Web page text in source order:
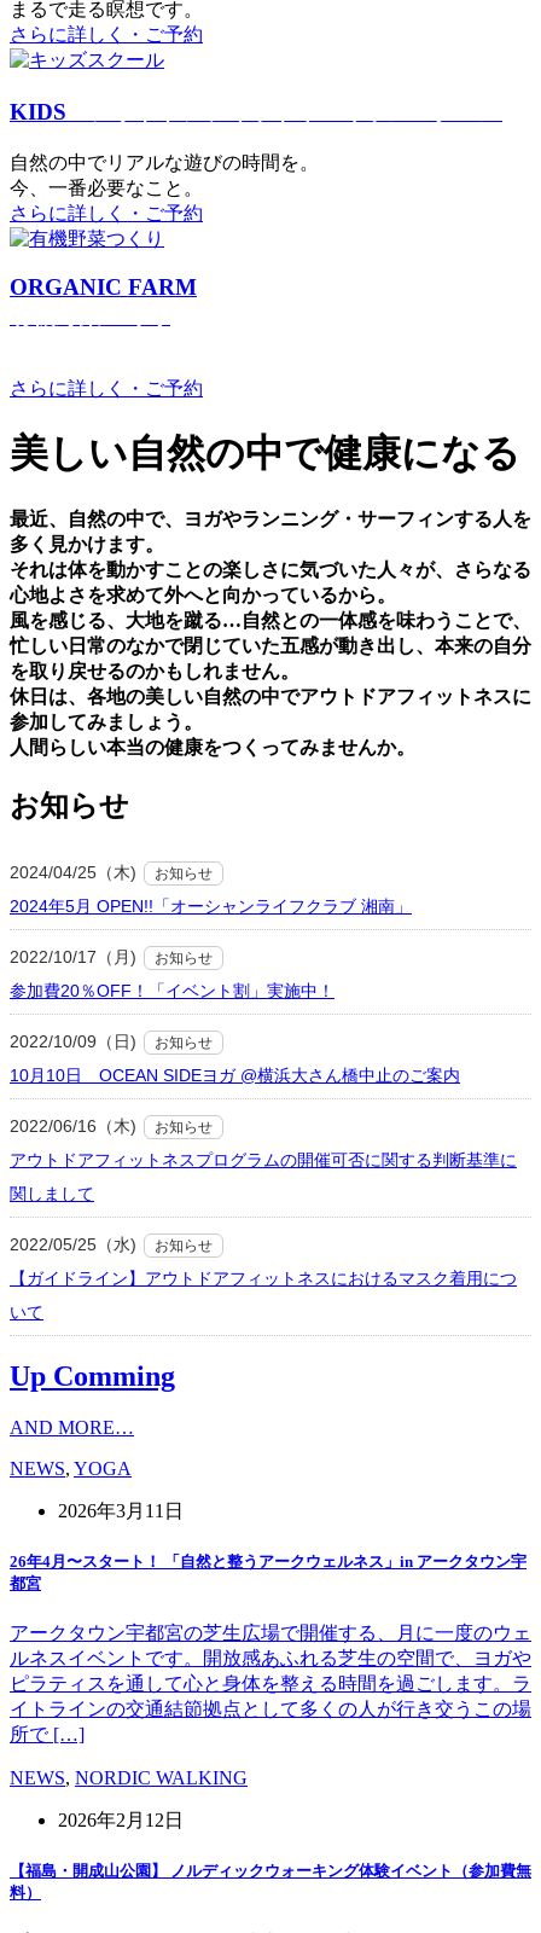
まるで⾛る瞑想です。
さらに詳しく・ご予約
KIDS
⾃然の中でリアルな遊びの時間を。
今、⼀番必要なこと。
さらに詳しく・ご予約
ORGANIC FARM
さらに詳しく・ご予約
美しい⾃然の中で健康になる
最近、⾃然の中で、ヨガやランニング・サーフィンする⼈を
多く⾒かけます。
それは体を動かすことの楽しさに気づいた⼈々が、さらなる
⼼地よさを求めて外へと向かっているから。
⾵を感じる、⼤地を蹴る…⾃然との⼀体感を味わうことで、
忙しい⽇常のなかで閉じていた五感が動き出し、本来の⾃分
を取り戻せるのかもしれません。
休⽇は、各地の美しい⾃然の中でアウトドアフィットネスに
参加してみましょう。
⼈間らしい本当の健康をつくってみませんか。
お知らせ
2024/04/25（木) お知らせ
2024年5月 OPEN!!「オーシャンライフクラブ 湘南」
2022/10/17（月) お知らせ
参加費20％OFF！「イベント割」実施中！
2022/10/09（日) お知らせ
10月10日 OCEAN SIDEヨガ @横浜大さん橋中止のご案内
2022/06/16（木) お知らせ
アウトドアフィットネスプログラムの開催可否に関する判断基準に
関しまして
2022/05/25（水) お知らせ
【ガイドライン】アウトドアフィットネスにおけるマスク着用につ
いて
Up Comming
AND MORE…
NEWS, YOGA
2026年3月11日
26年4月〜スタート！ 「自然と整うアークウェルネス」in アークタウン宇
都宮
アークタウン宇都宮の芝生広場で開催する、月に一度のウェ
ルネスイベントです。開放感あふれる芝生の空間で、ヨガや
ピラティスを通して心と身体を整える時間を過ごします。ラ
イトラインの交通結節拠点として多くの人が行き交うこの場
所で […]
NEWS, NORDIC WALKING
2026年2月12日
【福島・開成山公園】 ノルディックウォーキング体験イベント（参加費無
料）